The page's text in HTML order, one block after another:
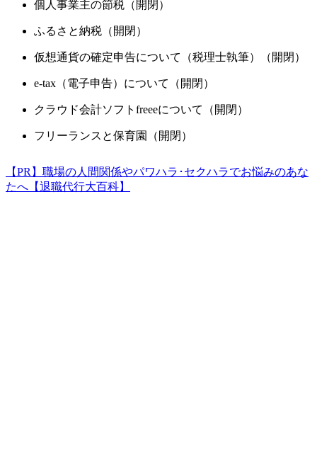
個人事業主の節税（開閉）
ふるさと納税（開閉）
仮想通貨の確定申告について（税理士執筆）（開閉）
e-tax（電子申告）について（開閉）
クラウド会計ソフトfreeeについて（開閉）
フリーランスと保育園（開閉）
【PR】職場の人間関係やパワハラ･セクハラでお悩みのあな
たへ【退職代行大百科】